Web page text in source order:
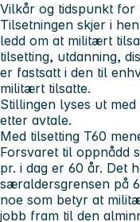
Vilkår og tidspunkt for
Tilsetningen skjer i
ledd om at militært
tilsetting, utdanning,
er fastsatt i den til
militært tilsatte.
Stillingen lyses ut
etter avtale.
Med tilsetting T60
Forsvaret til oppnådd
pr. i dag er 60 år. Det
særaldersgrensen på
noe som betyr at
jobb fram til den